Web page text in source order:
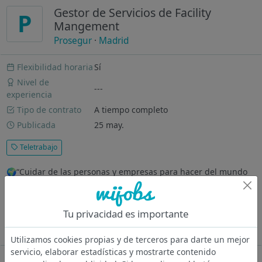
P
Gestor de Servicios de Facility
Mangement
Prosegur · Madrid
Flexibilidad horaria Sí
Nivel de
experiencia
---
Tipo de contrato
A tiempo completo
Publicada
25 may.
Teletrabajo
🌍“Cuidar de las personas y empresas para hacer del mundo
un lugar más seguro, manteniéndonos a la vanguardia de la
innovación ” es lo que nos motiva desde hace más de 40 años.
Y lo hacemos utilizando las tecnologías más punteras (IA, IoT,
Tu privacidad es importante
Utilizamos cookies propias y de terceros para darte un mejor
servicio, elaborar estadísticas y mostrarte contenido